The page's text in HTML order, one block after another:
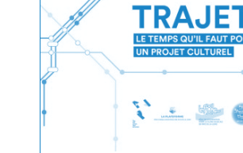
réinventer
autour
du